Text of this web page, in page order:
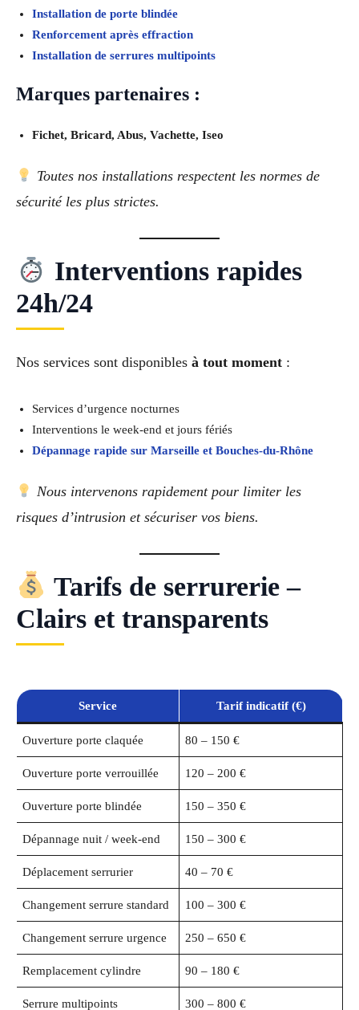
Installation de porte blindée
Renforcement après effraction
Installation de serrures multipoints
Marques partenaires :
Fichet, Bricard, Abus, Vachette, Iseo
Toutes nos installations respectent les normes de
sécurité les plus strictes.
Interventions rapides
24h/24
Nos services sont disponibles à tout moment :
Services d’urgence nocturnes
Interventions le week-end et jours fériés
Dépannage rapide sur Marseille et Bouches-du-Rhône
Nous intervenons rapidement pour limiter les
risques d’intrusion et sécuriser vos biens.
Tarifs de serrurerie –
Clairs et transparents
Service Tarif indicatif (€)
Ouverture porte claquée 80 – 150 €
Ouverture porte verrouillée 120 – 200 €
Ouverture porte blindée 150 – 350 €
Dépannage nuit / week-end 150 – 300 €
Déplacement serrurier 40 – 70 €
Changement serrure standard 100 – 300 €
Changement serrure urgence 250 – 650 €
Remplacement cylindre 90 – 180 €
Serrure multipoints 300 – 800 €